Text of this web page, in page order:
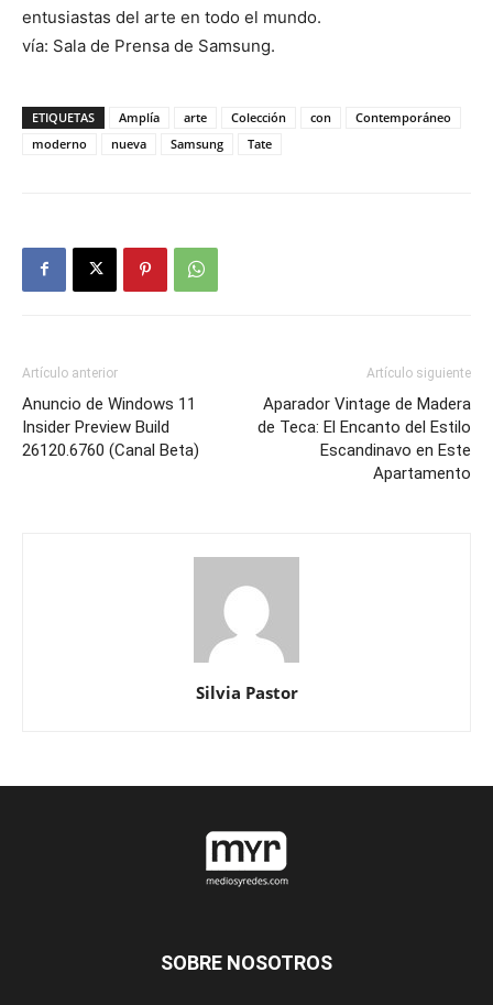
entusiastas del arte en todo el mundo.
vía: Sala de Prensa de Samsung.
ETIQUETAS Amplía arte Colección con
Contemporáneo
moderno
nueva Samsung Tate
Artículo anterior
Anuncio de Windows 11
Insider Preview Build
26120.6760 (Canal Beta)
Artículo siguiente
Aparador Vintage de Madera
de Teca: El Encanto del Estilo
Escandinavo en Este
Apartamento
Silvia Pastor
SOBRE NOSOTROS